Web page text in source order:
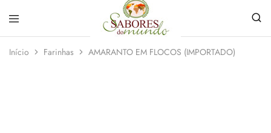
do
loja
Início Farinhas AMARANTO EM FLOCOS (IMPORTADO)